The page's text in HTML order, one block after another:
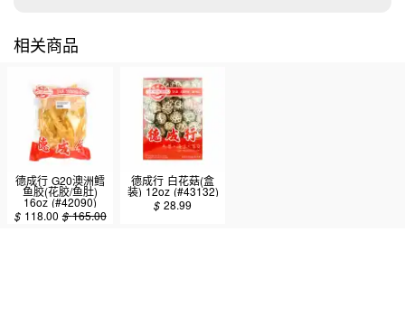
相关商品
德成行 G20澳洲鳕
鱼胶(花胶/鱼肚)
16oz (#42090)
$ 118.00 $165.00
德成行 白花菇(盒
装) 12oz (#43132)
$28.99